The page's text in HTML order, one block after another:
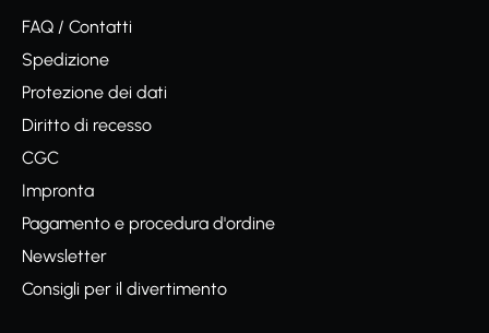
FAQ / Contatti
Spedizione
Protezione dei dati
Diritto di recesso
CGC
Impronta
Pagamento e procedura d'ordine
Newsletter
Consigli per il divertimento